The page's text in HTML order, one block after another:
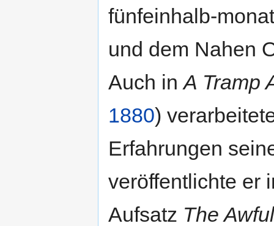
fünfeinhalb-
und dem Nahen
Auch inA Tramp
1880)
Erfahrungen
veröffentlichte er
Aufsatz The